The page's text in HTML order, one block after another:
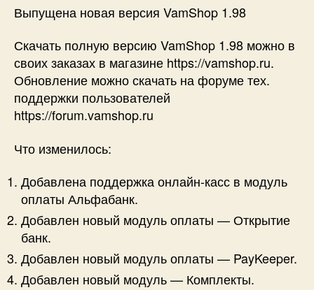
1.98
Выпущена новая версия VamShop 1.98
Скачать полную версию VamShop 1.98 можно в
своих заказах в магазине https://vamshop.ru.
Обновление можно скачать на форуме тех.
поддержки пользователей
https://forum.vamshop.ru
Что изменилось:
Добавлена поддержка онлайн-касс в модуль
оплаты Альфабанк.
Добавлен новый модуль оплаты — Открытие
банк.
Добавлен новый модуль оплаты — PayKeeper.
Добавлен новый модуль — Комплекты.